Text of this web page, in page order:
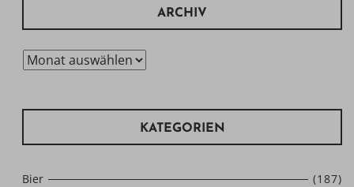
ARCHIV
Archiv
KATEGORIEN
Bier
(187)